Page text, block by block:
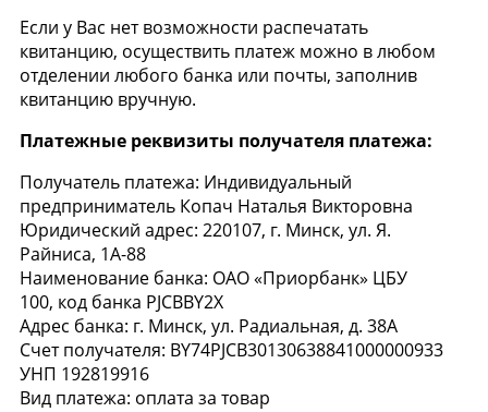
Если у Вас нет возможности распечатать
квитанцию, осуществить платеж можно в любом
отделении любого банка или почты, заполнив
квитанцию вручную.
Платежные реквизиты получателя платежа:
Получатель платежа: Индивидуальный
предприниматель Копач Наталья Викторовна
Юридический адрес: 220107, г. Минск, ул. Я.
Райниса, 1А-88
Наименование банка: ОАО «Приорбанк» ЦБУ
100, код банка PJCBBY2X
Адрес банка: г. Минск, ул. Радиальная, д. 38А
Счет получателя: BY74PJCB30130638841000000933
УНП 192819916
Вид платежа: оплата за товар